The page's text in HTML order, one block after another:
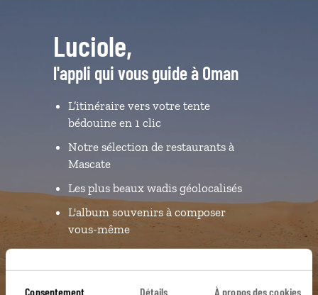
Consentement Détails À propos des cookies
Luciole,
l'appli qui vous guide à Oman
L’itinéraire vers votre tente
bédouine en 1 clic
Notre sélection de restaurants à
Mascate
Les plus beaux wadis géolocalisés
L'album souvenirs à composer
vous-même